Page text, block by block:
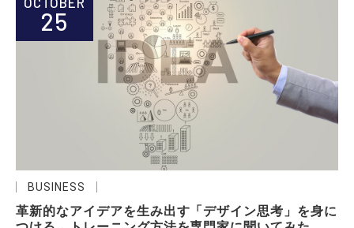
25
BUSINESS
革新的なアイデアを生み出す「デザイン思考」を身に